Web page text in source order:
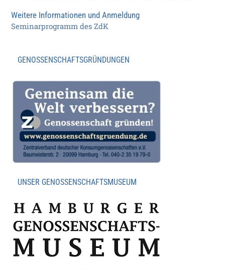
Weitere Informationen und Anmeldung
Seminarprogramm des ZdK
GENOSSENSCHAFTSGRÜNDUNGEN
UNSER GENOSSENSCHAFTSMUSEUM